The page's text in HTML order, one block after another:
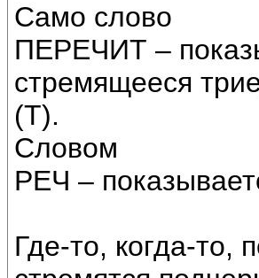
Само слово
ПЕРЕЧИТ –
стремящееся
(Т).
Словом
РЕЧ –
Где-то, когда-то,